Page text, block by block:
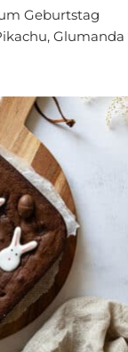
Geburtstag
Glumanda